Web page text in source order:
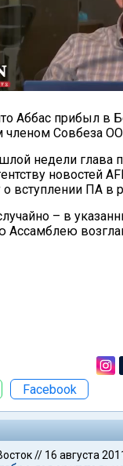
Аббас прибыл
Совбеза
недели
новостей
ПА в
– в
Ассамблею
Facebook
// 16 августа